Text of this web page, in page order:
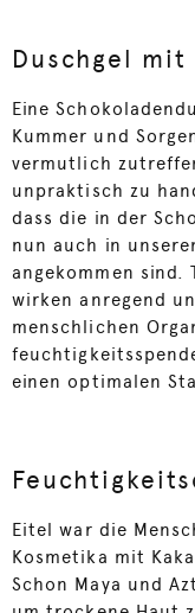
Duschgel mit
Eine
Kummer und
vermutlich
unpraktisch zu
dass die in der
nun auch in
angekommen sind.
wirken anregend
menschlichen
einen optimalen
Eitel war die
Kosmetika mit
Schon Maya und